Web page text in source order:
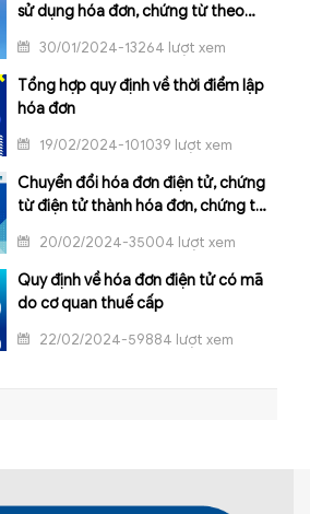
sử dụng hóa đơn, chứng từ theo
30/01/2024-13264 lượt xem
Tổng hợp quy định về thời điểm lập
hóa đơn
19/02/2024-101039 lượt xem
Chuyển đổi hóa đơn điện tử, chứng
từ điện tử thành hóa đơn, chứng từ
20/02/2024-35004 lượt xem
Quy định về hóa đơn điện tử có mã
do cơ quan thuế cấp
22/02/2024-59884 lượt xem